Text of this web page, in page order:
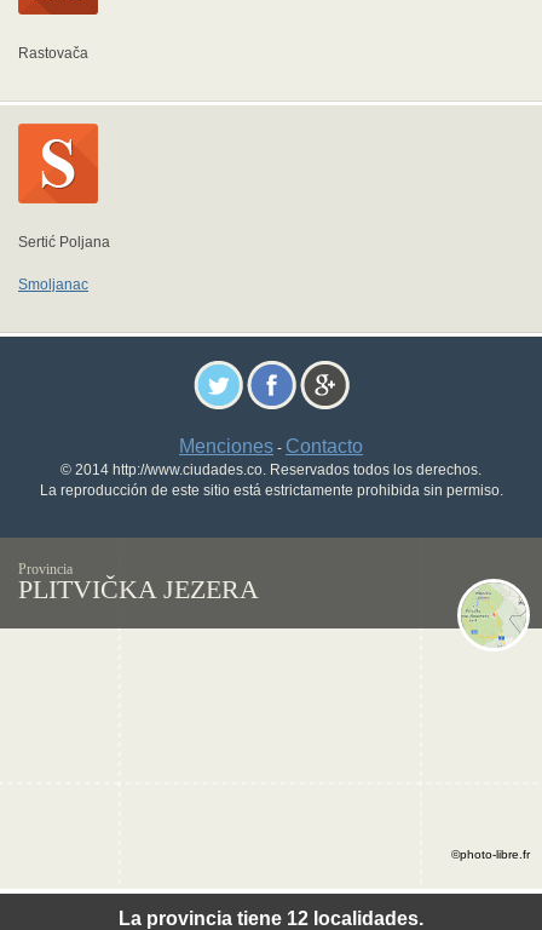
Rastovača
Sertić Poljana
Smoljanac
Menciones - Contacto
© 2014 http://www.ciudades.co. Reservados todos los derechos.
La reproducción de este sitio está estrictamente prohibida sin permiso.
Provincia
PLITVIČKA JEZERA
La provincia tiene 12 localidades.
©photo-libre.fr